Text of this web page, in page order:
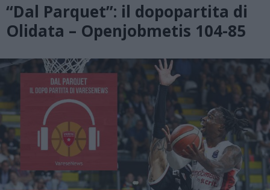
“Dal Parquet”: il dopopartita di
Olidata – Openjobmetis 104-85